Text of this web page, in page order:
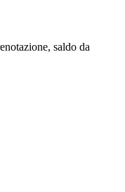
saldo da